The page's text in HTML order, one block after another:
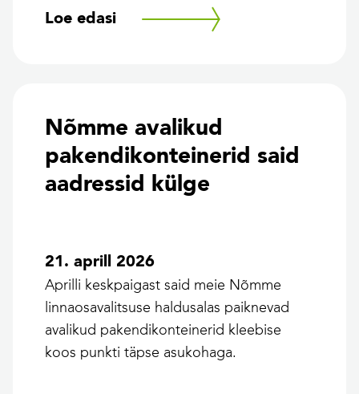
Loe edasi
Nõmme avalikud
pakendikonteinerid said
aadressid külge
21. aprill 2026
Aprilli keskpaigast said meie Nõmme
linnaosavalitsuse haldusalas paiknevad
avalikud pakendikonteinerid kleebise
koos punkti täpse asukohaga.